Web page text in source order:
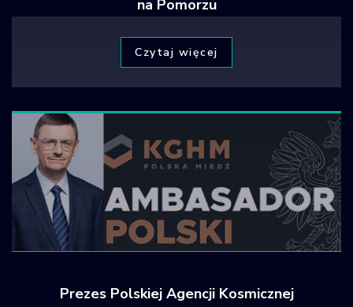
na Pomorzu
Czytaj więcej
Prezes Polskiej Agencji Kosmicznej